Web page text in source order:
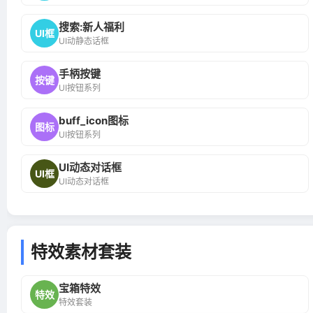
UI框 搜索:新人福利
UI动静态话框
按键 手柄按键
UI按钮系列
图标 buff_icon图标
UI按钮系列
UI框 UI动态对话框
UI动态对话框
特效素材套装
特效 宝箱特效
特效套装